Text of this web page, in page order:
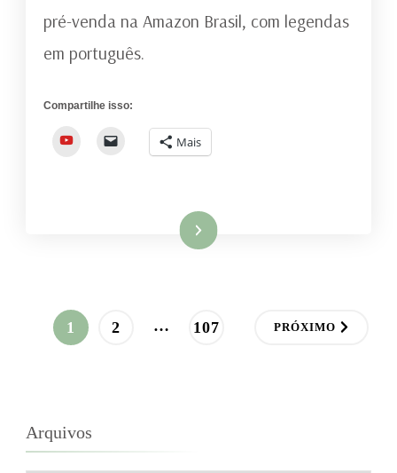
pré-venda na Amazon Brasil, com legendas
em português.
Compartilhe isso:
YouTube Mais
Ler mais
Paginação
posts
PÁGINA
1 PÁGINA
2 … PÁGINA
107 PRÓXIMO
Arquivos